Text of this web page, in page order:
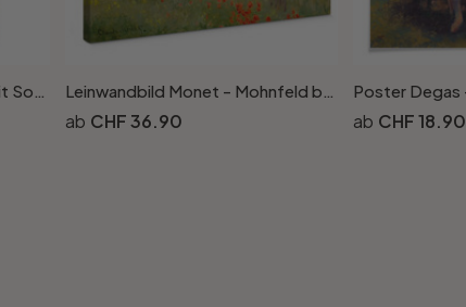
Leinwandbild Monet - Frau mit Sonnenschirm - Madame Monet und ihr Sohn Leinwandbild Monet - Mohnfeld bei Argenteuil
CHF 36.90 CHF 18.90